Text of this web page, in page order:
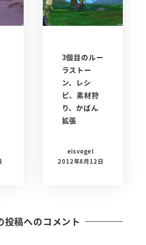
3個目のルー
ラストー
ン、レシ
ピ、素材狩
り、かばん
拡張
eisvogel
2012年8月12日
投稿へのコメント